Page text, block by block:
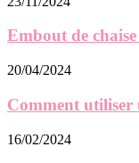
Embout de
20/04/2024
Comment utiliser
16/02/2024